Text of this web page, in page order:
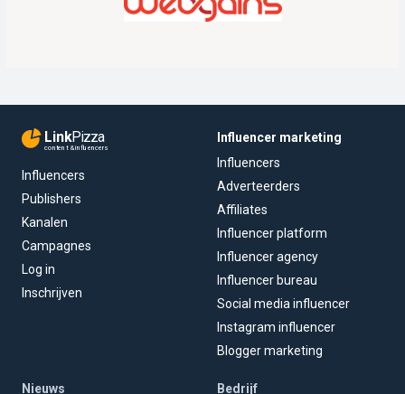
LinkPizza
content & influencers
Influencers
Publishers
Kanalen
Campagnes
Log in
Inschrijven
Influencer marketing
Influencers
Adverteerders
Affiliates
Influencer platform
Influencer agency
Influencer bureau
Social media influencer
Instagram influencer
Blogger marketing
Nieuws Bedrijf